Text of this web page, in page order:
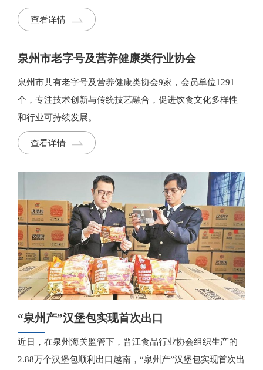
查看详情
泉州市老字号及营养健康类行业协会
泉州市共有老字号及营养健康类协会9家，会员单位1291
个，专注技术创新与传统技艺融合，促进饮食文化多样性
和行业可持续发展。
查看详情
“泉州产”汉堡包实现首次出口
近日，在泉州海关监管下，晋江食品行业协会组织生产的
2.88万个汉堡包顺利出口越南，“泉州产”汉堡包实现首次出